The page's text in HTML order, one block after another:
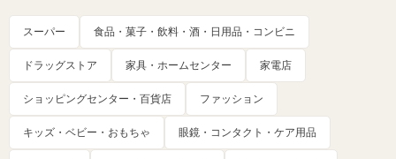
スーパー 食品・菓子・飲料・酒・日用品・コンビニ
ドラッグストア 家具・ホームセンター 家電店
ショッピングセンター・百貨店 ファッション
キッズ・ベビー・おもちゃ 眼鏡・コンタクト・ケア用品